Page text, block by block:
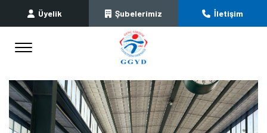
Üyelik Şubelerimiz İletişim